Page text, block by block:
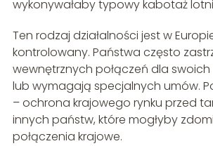
wykonywałaby typowy kabotaż
Ten rodzaj działalności jest w
kontrolowany. Państwa często
wewnętrznych połączeń dla
lub wymagają specjalnych umów.
– ochrona krajowego rynku przed
innych państw, które mogłyby
połączenia krajowe.